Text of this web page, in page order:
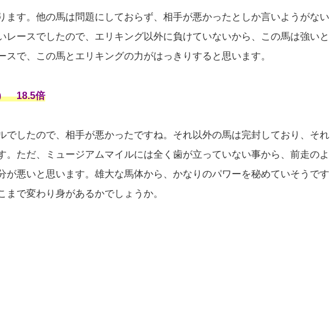
ます。他の馬は問題にしておらず、相手が悪かったとしか言いようがない
レースでしたので、エリキング以外に負けていないから、この馬は強いと
で、この馬とエリキングの力がはっきりすると思います。
18.5倍
でしたので、相手が悪かったですね。それ以外の馬は完封しており、それ
。ただ、ミュージアムマイルには全く歯が立っていない事から、前走のよ
が悪いと思います。雄大な馬体から、かなりのパワーを秘めていそうです
で変わり身があるかでしょうか。